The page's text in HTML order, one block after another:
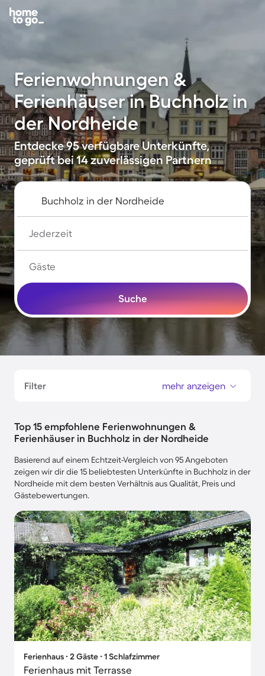
Ferienwohnungen &
Ferienhäuser in Buchholz in
der Nordheide
Entdecke 95 verfügbare Unterkünfte,
geprüft bei 14 zuverlässigen Partnern
Jederzeit
Gäste
Suche
Filter mehr anzeigen
Top 15 empfohlene Ferienwohnungen &
Ferienhäuser in Buchholz in der Nordheide
Basierend auf einem Echtzeit-Vergleich von 95 Angeboten
zeigen wir dir die 15 beliebtesten Unterkünfte in Buchholz in der
Nordheide mit dem besten Verhältnis aus Qualität, Preis und
Gästebewertungen.
Ferienhaus ∙ 2 Gäste ∙ 1 Schlafzimmer
Ferienhaus mit Terrasse